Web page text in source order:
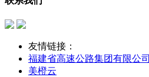
友情链接：
福建省高速公路集团有限公司
美橙云